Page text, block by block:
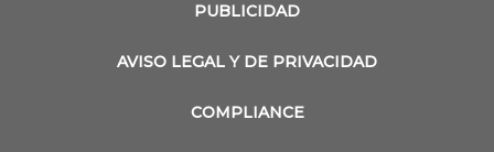
PUBLICIDAD
AVISO LEGAL Y DE PRIVACIDAD
COMPLIANCE